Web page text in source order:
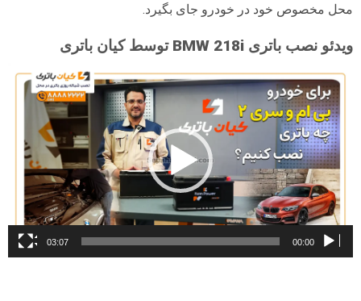
محل مخصوص خود در خودرو جای بگیرد.
ویدئو نصب باتری BMW 218i توسط کیان باتری
نمایشگر
ویدیو
00:00
03:07